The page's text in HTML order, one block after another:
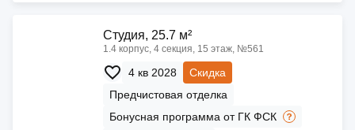
Cтудия, 25.7 м²
1.4 корпус, 4 секция, 15 этаж, №561
4 кв 2028
Скидка
Предчистовая отделка
Бонусная программа от ГК ФСК